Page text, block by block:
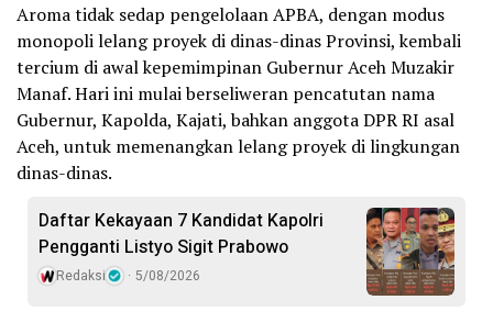
Aroma tidak sedap pengelolaan APBA, dengan modus
monopoli lelang proyek di dinas-dinas Provinsi, kembali
tercium di awal kepemimpinan Gubernur Aceh Muzakir
Manaf. Hari ini mulai berseliweran pencatutan nama
Gubernur, Kapolda, Kajati, bahkan anggota DPR RI asal
Aceh, untuk memenangkan lelang proyek di lingkungan
dinas-dinas.
Daftar Kekayaan 7 Kandidat Kapolri
Pengganti Listyo Sigit Prabowo
Redaksi 5/08/2026